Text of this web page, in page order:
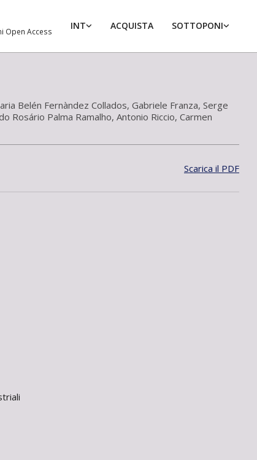
Open Access
INT ACQUISTA SOTTOPONI
Belén Fernàndez Collados, Gabriele Franza, Serge
Rosário Palma Ramalho, Antonio Riccio, Carmen
Scarica il PDF